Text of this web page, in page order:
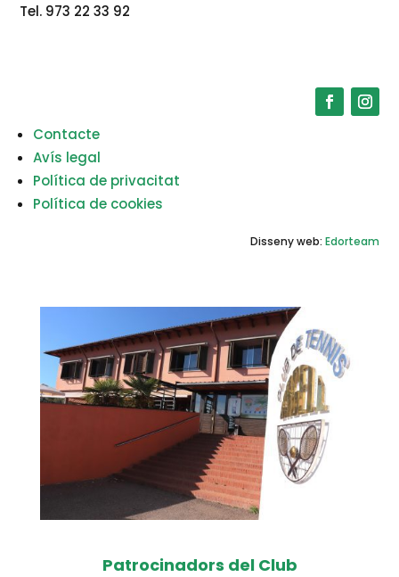
Tel. 973 22 33 92
Contacte
Avís legal
Política de privacitat
Política de cookies
Disseny web: Edorteam
Patrocinadors del Club